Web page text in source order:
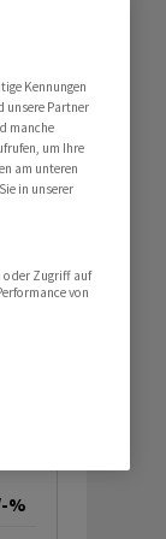
%
Kennungen
unsere Partner
manche
um Ihre
am unteren
in unserer
oder Zugriff auf
von